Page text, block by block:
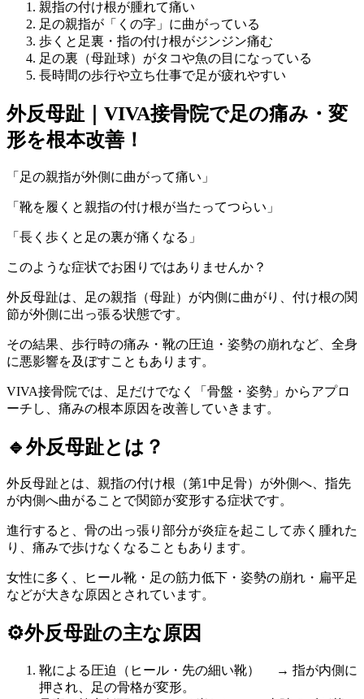
親指の付け根が腫れて痛い
足の親指が「くの字」に曲がっている
歩くと足裏・指の付け根がジンジン痛む
足の裏（母趾球）がタコや魚の目になっている
長時間の歩行や立ち仕事で足が疲れやすい
外反母趾｜VIVA接骨院で足の痛み・変
形を根本改善！
「足の親指が外側に曲がって痛い」
「靴を履くと親指の付け根が当たってつらい」
「長く歩くと足の裏が痛くなる」
このような症状でお困りではありませんか？
外反母趾は、足の親指（母趾）が内側に曲がり、付け根の関
節が外側に出っ張る状態です。
その結果、歩行時の痛み・靴の圧迫・姿勢の崩れなど、全身
に悪影響を及ぼすこともあります。
VIVA接骨院では、足だけでなく「骨盤・姿勢」からアプロ
ーチし、痛みの根本原因を改善していきます。
🔹外反母趾とは？
外反母趾とは、親指の付け根（第1中足骨）が外側へ、指先
が内側へ曲がることで関節が変形する症状です。
進行すると、骨の出っ張り部分が炎症を起こして赤く腫れた
り、痛みで歩けなくなることもあります。
女性に多く、ヒール靴・足の筋力低下・姿勢の崩れ・扁平足
などが大きな原因とされています。
⚙️外反母趾の主な原因
靴による圧迫（ヒール・先の細い靴） → 指が内側に
押され、足の骨格が変形。